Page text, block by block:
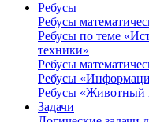
Ребусы
Ребусы
Ребусы по теме
техники»
Ребусы
Ребусы
Ребусы «Животный
Задачи